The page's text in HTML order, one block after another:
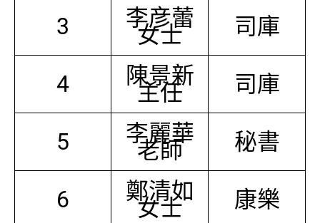
3 李彦蕾
女士 司庫
4 陳景新
主任 司庫
5 李麗華
老師 秘書
6 鄭清如
女士 康樂